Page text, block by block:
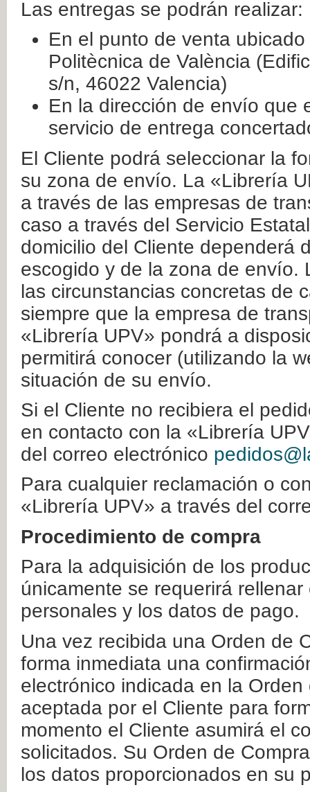
Las entregas se podrán realizar:
En el punto de venta
Politècnica de València
s/n, 46022 Valencia)
En la dirección de envío que
servicio de entrega
El Cliente podrá seleccionar la
su zona de envío. La «Librería
a través de las empresas de
caso a través del Servicio
domicilio del Cliente dependerá
escogido y de la zona de envío.
las circunstancias concretas de
siempre que la empresa de
«Librería UPV» pondrá a
permitirá conocer (utilizando la
situación de su envío.
Si el Cliente no recibiera el
en contacto con la «Librería
del correo electrónico
Para cualquier reclamación o
«Librería UPV» a través del
Procedimiento de compra
Para la adquisición de los
únicamente se requerirá
personales y los datos de pago.
Una vez recibida una Orden de
forma inmediata una
electrónico indicada en la
aceptada por el Cliente para
momento el Cliente asumirá el
solicitados. Su Orden de
los datos proporcionados en su